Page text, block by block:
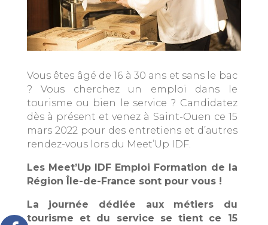
Vous êtes âgé de 16 à 30 ans et sans le bac
? Vous cherchez un emploi dans le
tourisme ou bien le service ? Candidatez
dès à présent et venez à Saint-Ouen ce 15
mars 2022 pour des entretiens et d’autres
rendez-vous lors du Meet’Up IDF.
Les Meet’Up IDF Emploi Formation de la
Région Île-de-France sont pour vous !
La journée dédiée aux métiers du
tourisme et du service se tient ce 15